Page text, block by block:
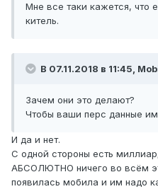
Мне все таки кажется, что
китель.
В 07.11.2018 в 11:45,
Зачем они это делают?
Чтобы ваши перс данные
И да и нет.
С одной стороны есть
АБСОЛЮТНО ничего во всём
появилась мобила и им надо